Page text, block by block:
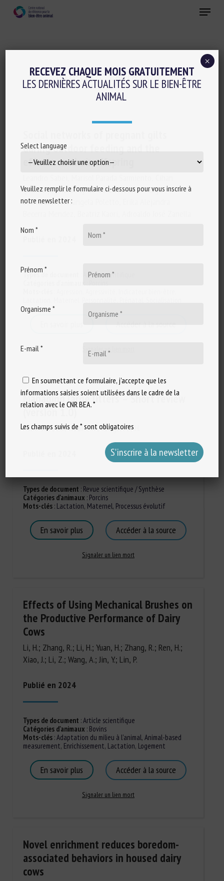
Menu
MOT-CLÉS :LACTATION
during outdoor feeding and the
effects on their offspring
Çakmakçı, Sharacely de Souza Farias, Thiago
Bernardino, Rosangela Poletto, Erika Alejandra
Types de document
Article scientifique
Signaler un lien mort
Managing large litters – Short review
(version 1.0)
Pedersen, L.J., Hoofs, A., Kongsted, H.
Types de document : Revue scientifique / Synthèse
Catégories d'animaux : Porcins
Mots-clés: Lactation, Maternel, Processus évolutif
En savoir plus Accéder à la source
Signaler un lien mort
Effects of Using Mechanical Brushes on
the Productive Performance of Dairy
Cows
Li, H.; Zhang, R.; Li, H.; Yuan, H.; Zhang, R.; Ren, H.;
Xiao, J.; Li, Z.; Wang, A.; Jin, Y.; Lin, P.
Publié en 2024
Types de document :Article scientifique
Catégories d'animaux : Bovins
Mots-clés:Adaptation du milieu à l'animal, Animal-based
measurement, Enrichissement, Lactation, Logement
En savoir plus Accéder à la source
Signaler un lien mort
Novel enrichment reduces boredom-
associated behaviors in housed dairy
cows
RECEVEZ CHAQUE MOIS GRATUITEMENT
LES DERNIÈRES ACTUALITÉS SUR LE BIEN-ÊTRE
ANIMAL
Select language
Veuillez remplir le formulaire ci-dessous pour vous inscrire à
notre newsletter :
Nom *
Prénom *
Organisme *
E-mail *
En soumettant ce formulaire, j'accepte que les
informations saisies soient utilisées dans le cadre de la
relation avec le CNR BEA. *
Les champs suivis de * sont obligatoires
×